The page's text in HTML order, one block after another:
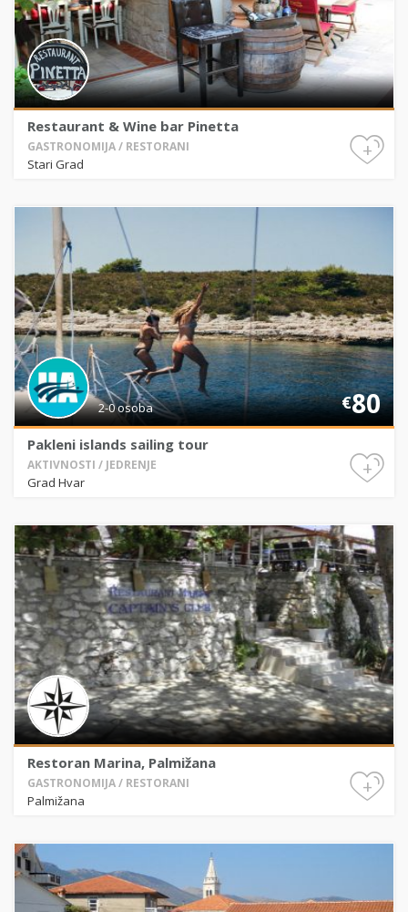
Restaurant & Wine bar Pinetta
GASTRONOMIJA / RESTORANI
Stari Grad
+
2-0 osoba €80
Pakleni islands sailing tour
AKTIVNOSTI / JEDRENJE
Grad Hvar
+
Restoran Marina, Palmižana
GASTRONOMIJA / RESTORANI
Palmižana
+